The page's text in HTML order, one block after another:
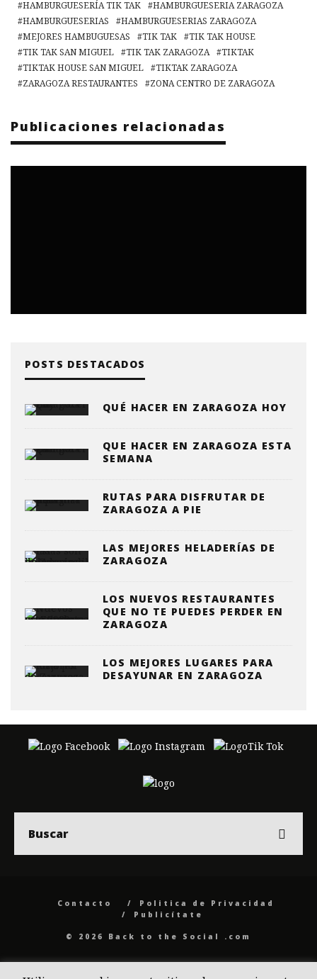
HAMBURGUESERÍA TIK TAK
HAMBURGUESERIA ZARAGOZA
HAMBURGUESERIAS
HAMBURGUESERIAS ZARAGOZA
MEJORES HAMBUGUESAS
TIK TAK
TIK TAK HOUSE
TIK TAK SAN MIGUEL
TIK TAK ZARAGOZA
TIKTAK
TIKTAK HOUSE SAN MIGUEL
TIKTAK ZARAGOZA
ZARAGOZA RESTAURANTES
ZONA CENTRO DE ZARAGOZA
Publicaciones relacionadas
POSTS DESTACADOS
QUÉ HACER EN ZARAGOZA HOY
QUE HACER EN ZARAGOZA ESTA
SEMANA
RUTAS PARA DISFRUTAR DE
ZARAGOZA A PIE
LAS MEJORES HELADERÍAS DE
ZARAGOZA
LOS NUEVOS RESTAURANTES
QUE NO TE PUEDES PERDER EN
ZARAGOZA
LOS MEJORES LUGARES PARA
DESAYUNAR EN ZARAGOZA
Contacto
Politica de Privacidad
Publicítate
© 2026 Back to the Social .com